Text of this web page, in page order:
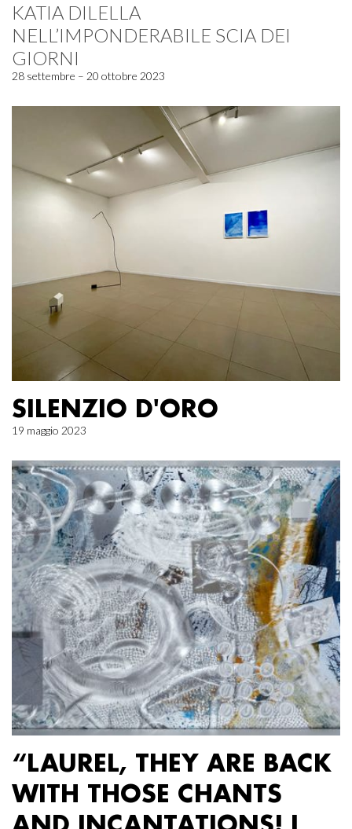
KATIA DILELLA
NELL’IMPONDERABILE SCIA DEI
GIORNI
28 settembre – 20 ottobre 2023
SILENZIO D'ORO
19 maggio 2023
“LAUREL, THEY ARE BACK
WITH THOSE CHANTS